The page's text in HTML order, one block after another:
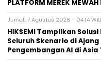
PLATFORM MEREK MEWAH
Jumat, 7 Agustus 2026 - 04:14 WIB
HIKSEMI Tampilkan
Seluruh Skenario di
Pengembangan AI di